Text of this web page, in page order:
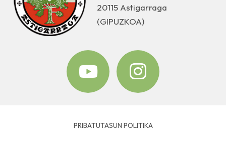
20115 Astigarraga
(GIPUZKOA)
PRIBATUTASUN POLITIKA